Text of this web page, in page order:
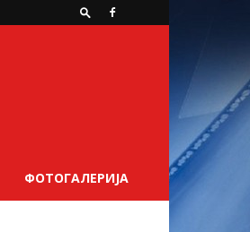
ФОТОГАЛЕРИЈА